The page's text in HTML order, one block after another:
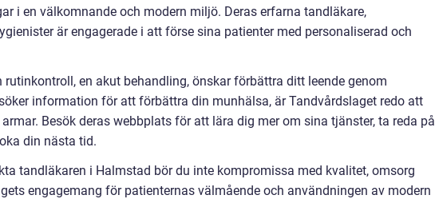
i en välkomnande och modern miljö. Deras erfarna tandläkare,
är engagerade i att förse sina patienter med personaliserad och
rutinkontroll, en akut behandling, önskar förbättra ditt leende genom
information för att förbättra din munhälsa, är Tandvårdslaget redo att
Besök deras webbplats för att lära dig mer om sina tjänster, ta reda på
din nästa tid.
tandläkaren i Halmstad bör du inte kompromissa med kvalitet, omsorg
engagemang för patienternas välmående och användningen av modern